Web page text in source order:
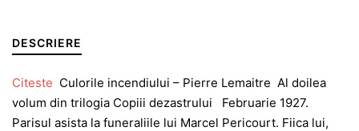
DESCRIERE
Citeste Culorile incendiului – Pierre Lemaitre Al doilea
volum din trilogia Copiii dezastrului Februarie 1927.
Parisul asista la funeraliile lui Marcel Pericourt. Fiica lui,